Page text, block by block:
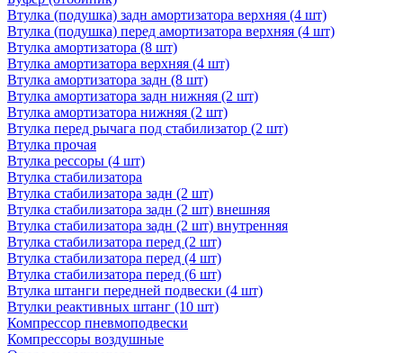
Втулка (подушка) задн амортизатора верхняя (4 шт)
Втулка (подушка) перед амортизатора верхняя (4 шт)
Втулка амортизатора (8 шт)
Втулка амортизатора верхняя (4 шт)
Втулка амортизатора задн (8 шт)
Втулка амортизатора задн нижняя (2 шт)
Втулка амортизатора нижняя (2 шт)
Втулка перед рычага под стабилизатор (2 шт)
Втулка прочая
Втулка рессоры (4 шт)
Втулка стабилизатора
Втулка стабилизатора задн (2 шт)
Втулка стабилизатора задн (2 шт) внешняя
Втулка стабилизатора задн (2 шт) внутренняя
Втулка стабилизатора перед (2 шт)
Втулка стабилизатора перед (4 шт)
Втулка стабилизатора перед (6 шт)
Втулка штанги передней подвески (4 шт)
Втулки реактивных штанг (10 шт)
Компрессор пневмоподвески
Компрессоры воздушные